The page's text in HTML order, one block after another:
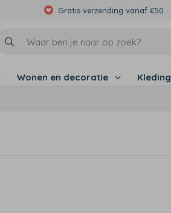
Gratis verzending vanaf €50
Wonen en decoratie Kleding